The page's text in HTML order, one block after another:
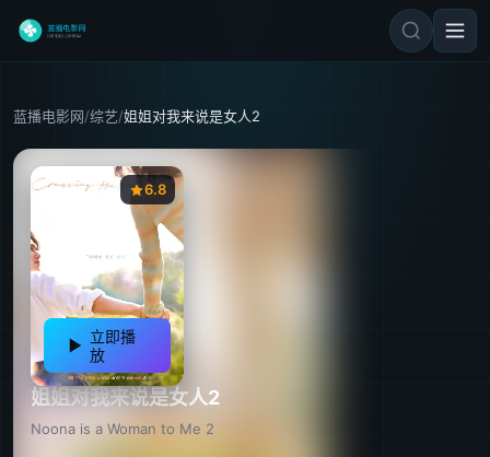
蓝播电影网/综艺/姐姐对我来说是女人2
6.8
立即播
放
姐姐对我来说是女人2
Noona is a Woman to Me 2